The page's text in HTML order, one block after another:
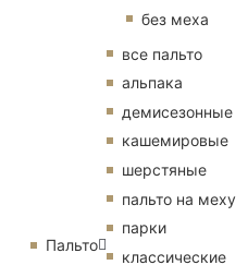
без меха
Пальто
все пальто
альпака
демисезонные
кашемировые
шерстяные
пальто на меху
парки
классические